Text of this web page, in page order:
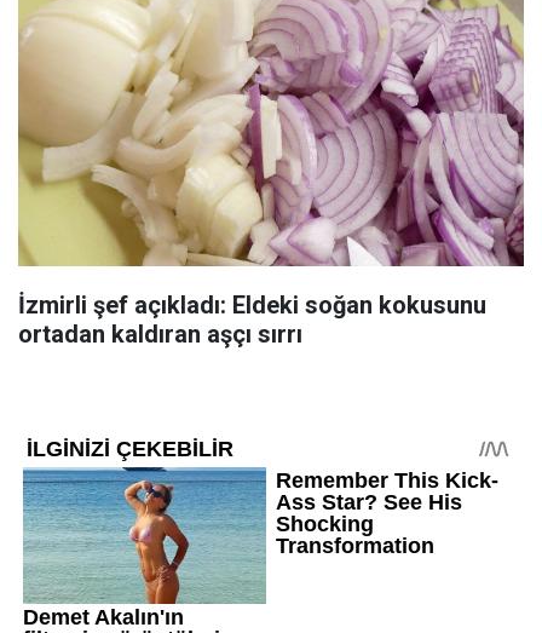
İzmirli şef açıkladı: Eldeki soğan kokusunu
ortadan kaldıran aşçı sırrı